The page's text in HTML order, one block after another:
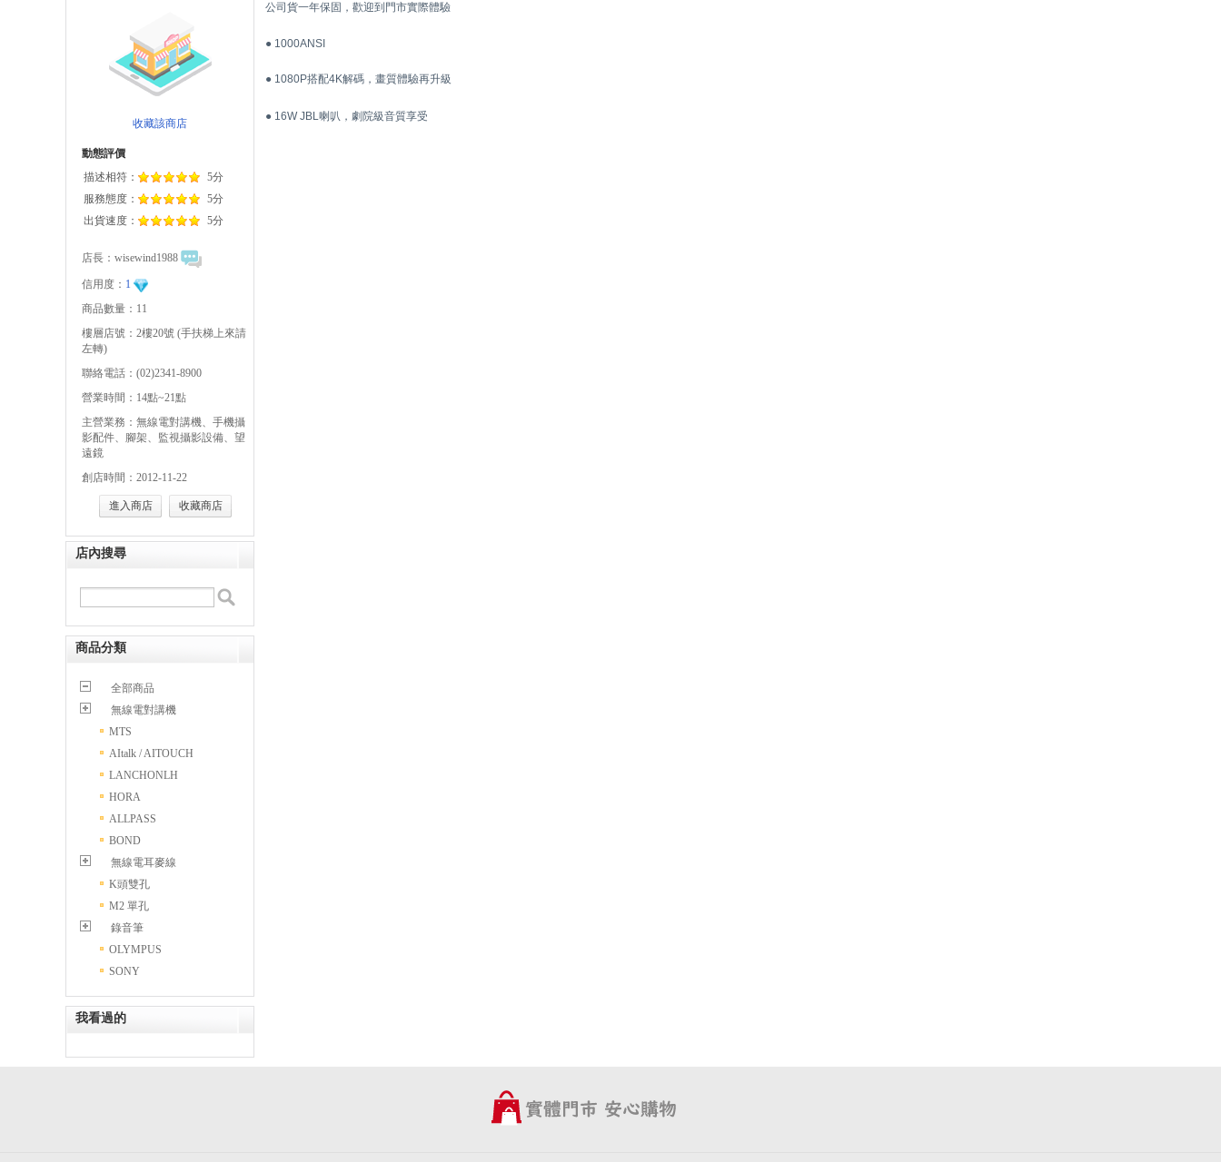
收藏該商店
動態評價
描述相符：
5分
服務態度：
5分
出貨速度：
5分
店長： wisewind1988
信用度： 1
商品數量：11
樓層店號：2樓20號 (手扶梯上來請
左轉)
聯絡電話：(02)2341-8900
營業時間：14點~21點
主營業務：無線電對講機、手機攝
影配件、腳架、監視攝影設備、望
遠鏡
創店時間：2012-11-22
進入商店 收藏商店
店內搜尋
商品分類
全部商品
無線電對講機
MTS
AItalk / AITOUCH
LANCHONLH
HORA
ALLPASS
BOND
無線電耳麥線
K頭雙孔
M2 單孔
錄音筆
OLYMPUS
SONY
我看過的
公司貨一年保固，歡迎到門市實際體驗
● 1000ANSI
● 1080P搭配4K解碼，畫質體驗再升級
● 16W JBL喇叭，劇院級音質享受